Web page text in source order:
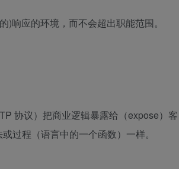
响应的环境，而不会超出职能范围。
协议）把商业逻辑暴露给（expose）客
过程（语言中的一个函数）一样。